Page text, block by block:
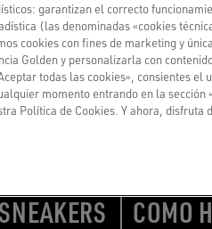
COMO
garantizan el correcto
(las denominadas «cookies
cookies con fines de marketing y
Golden y personalizarla con
todas las cookies», consientes el
momento entrando en la sección
Política de Cookies. Y ahora, disfruta